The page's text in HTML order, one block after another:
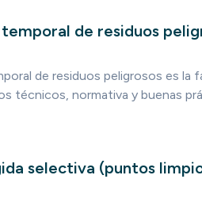
de residuos
de residuos peligrosos es la
técnicos, normativa y buenas
selectiva (puntos